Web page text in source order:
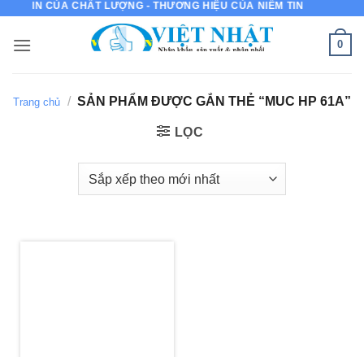
nội
MỰC IN CỦA CHẤT LƯỢNG - THƯƠNG HIỆU CỦA NIỀM TIN
0
Trang chủ / SẢN PHẨM ĐƯỢC GẮN THẺ “MUC HP 61A”
LỌC